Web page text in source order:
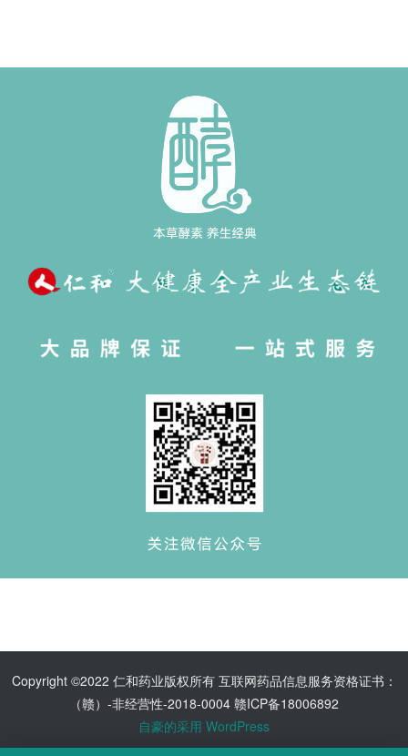
Copyright ©2022 仁和药业版权所有 互联网药品信息服务资格证书：
（赣）-非经营性-2018-0004 赣ICP备18006892
自豪的采用 WordPress